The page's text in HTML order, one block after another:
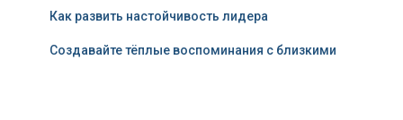
Как развить настойчивость лидера
Создавайте тёплые воспоминания с близкими